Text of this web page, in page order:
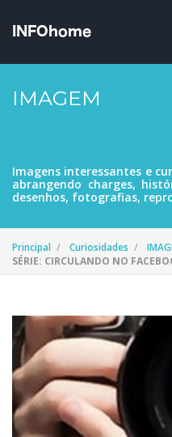
IMAGEM
Imagens interessantes e
abrangendo charges,
desenhos, fotografias,
Principal Curiosidades
SÉRIE: CIRCULANDO NO